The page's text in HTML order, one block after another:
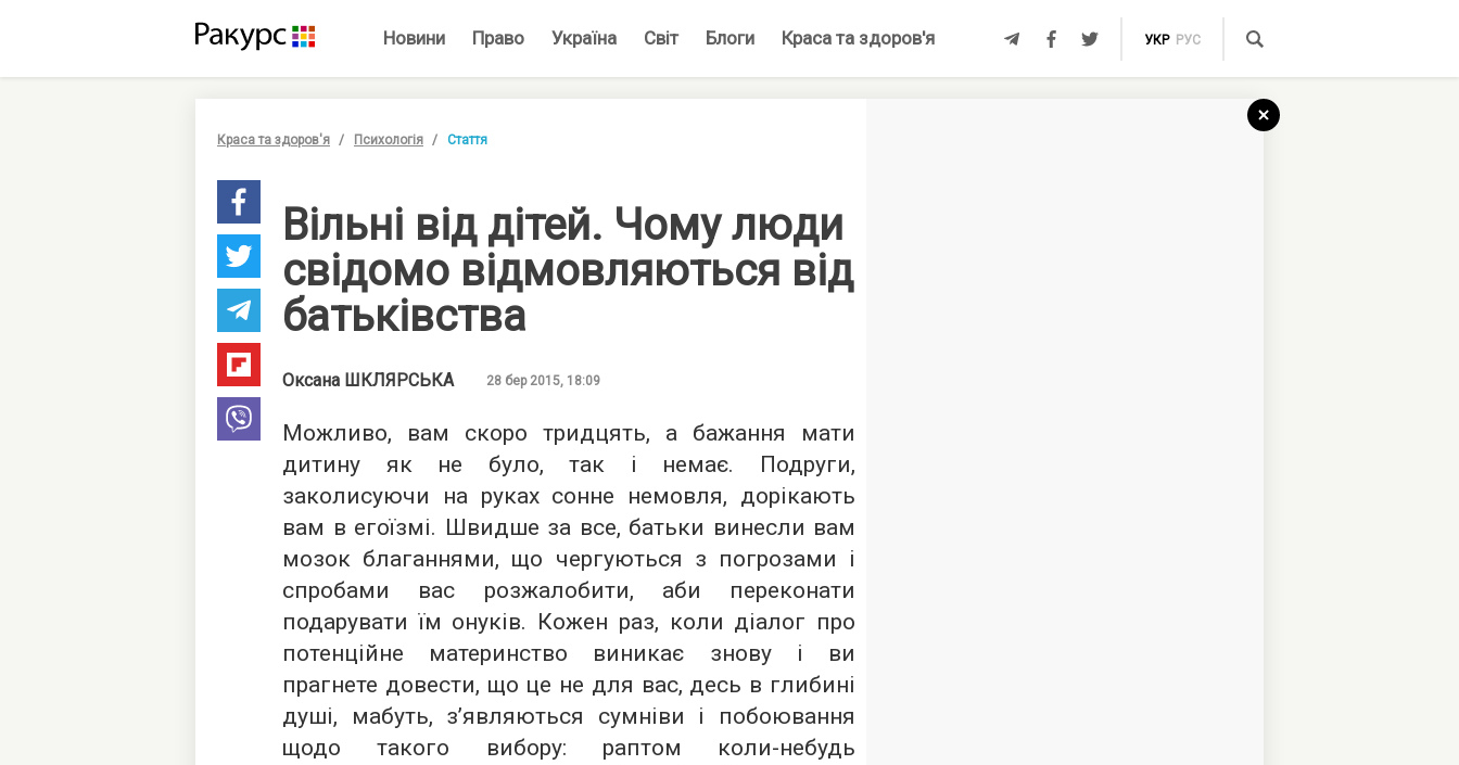
Новини Право Україна Світ Блоги Краса та здоров'я УКР РУС
Краса та здоров'я Психологія Стаття
Вільні від дітей. Чому люди
свідомо відмовляються від
батьківства
Оксана ШКЛЯРСЬКА 28 бер 2015, 18:09
Можливо, вам скоро тридцять, а бажання мати
дитину як не було, так і немає. Подруги,
заколисуючи на руках сонне немовля, дорікають
вам в егоїзмі. Швидше за все, батьки винесли вам
мозок благаннями, що чергуються з погрозами і
спробами вас розжалобити, аби переконати
подарувати їм онуків. Кожен раз, коли діалог про
потенційне материнство виникає знову і ви
прагнете довести, що це не для вас, десь в глибині
душі, мабуть, з’являються сумніви і побоювання
щодо такого вибору: раптом коли-небудь